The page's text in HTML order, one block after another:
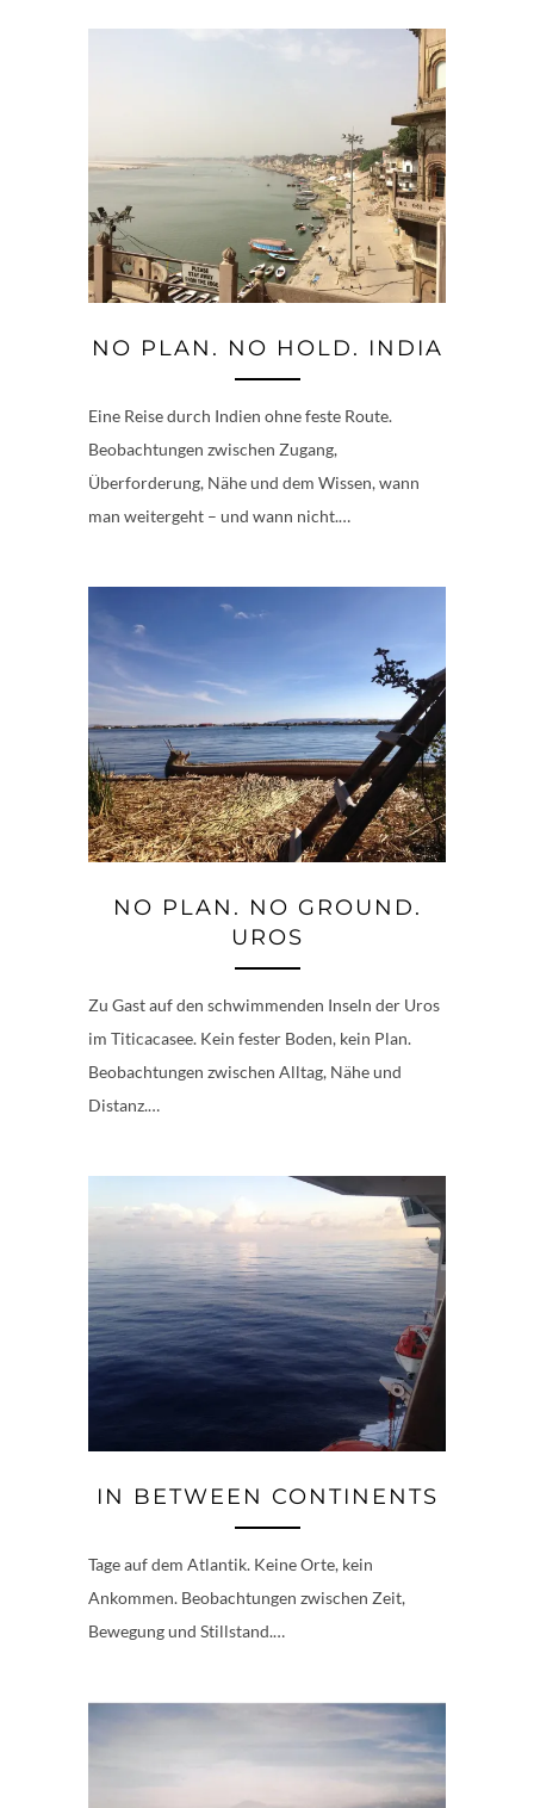
NO PLAN. NO HOLD. INDIA
Eine Reise durch Indien ohne feste Route.
Beobachtungen zwischen Zugang,
Überforderung, Nähe und dem Wissen, wann
man weitergeht – und wann nicht.…
NO PLAN. NO GROUND.
UROS
Zu Gast auf den schwimmenden Inseln der Uros
im Titicacasee. Kein fester Boden, kein Plan.
Beobachtungen zwischen Alltag, Nähe und
Distanz.…
IN BETWEEN CONTINENTS
Tage auf dem Atlantik. Keine Orte, kein
Ankommen. Beobachtungen zwischen Zeit,
Bewegung und Stillstand.…